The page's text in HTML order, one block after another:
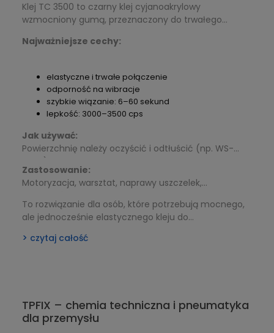
Klej TC 3500 to czarny klej cyjanoakrylowy
wzmocniony gumą, przeznaczony do trwałego
naprężenia. Sprawdza się szczególnie przy klejeniu
Najważniejsze cechy:
elastyczne i trwałe połączenie
odporność na wibracje
szybkie wiązanie: 6–60 sekund
lepkość: 3000–3500 cps
Jak używać:
Powierzchnię należy oczyścić i odtłuścić (np. WS-
2000), następnie nałożyć cienką warstwę kleju i
połączyć elementy. Docisnąć przez kilka sekund.
Pełna wytrzymałość uzyskiwana jest po 24
godzinach. W trudnych przypadkach można użyć
primera lub aktywatora.
Zastosowanie:
Motoryzacja, warsztat, naprawy uszczelek,
To rozwiązanie dla osób, które potrzebują mocnego,
ale jednocześnie elastycznego kleju do
czytaj całość
TPFIX – chemia techniczna i pneumatyka
dla przemysłu